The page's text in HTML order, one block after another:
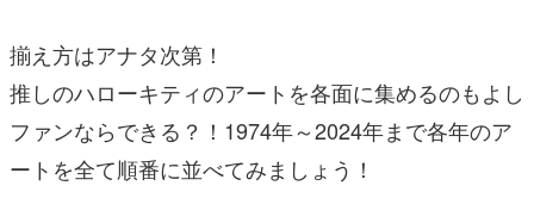
揃え方はアナタ次第！
推しのハローキティのアートを各面に集めるのもよし
ファンならできる？！1974年～2024年まで各年のア
ートを全て順番に並べてみましょう！